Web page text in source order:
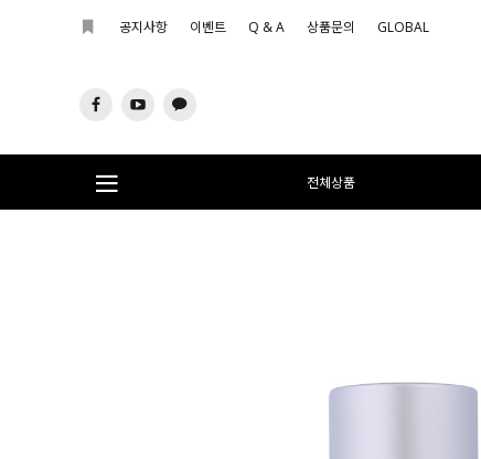
공지사항 이벤트 Q & A 상품문의 GLOBAL
전체상품